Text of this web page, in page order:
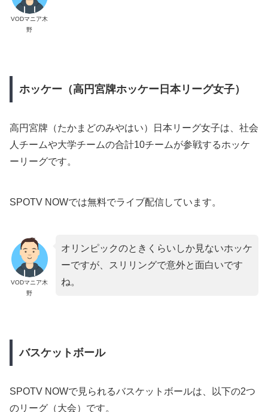
VODマニア木
野
ホッケー（高円宮牌ホッケー日本リーグ女子）
高円宮牌（たかまどのみやはい）日本リーグ女子は、社会
人チームや大学チームの合計10チームが参戦するホッケ
ーリーグです。
SPOTV NOWでは無料でライブ配信しています。
VODマニア木
野
オリンピックのときくらいしか見ないホッケ
ーですが、スリリングで意外と面白いです
ね。
バスケットボール
SPOTV NOWで見られるバスケットボールは、以下の2つ
のリーグ（大会）です。